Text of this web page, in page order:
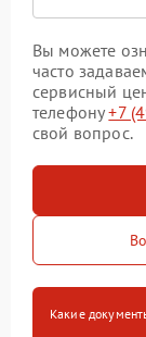
Вы можете
часто
сервисный
телефону+7
свой вопрос.
Какие